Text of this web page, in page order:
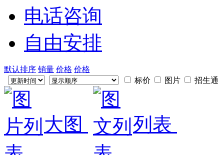
电话咨询
自由安排
默认排序 销量 价格 价格
标价
图片 招生通
大图 列表